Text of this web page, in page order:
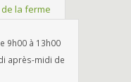
la ferme
9h00 à 13h00
après-midi de